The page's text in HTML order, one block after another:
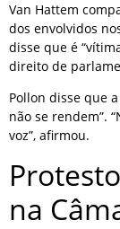
Van Hattem
dos envolvidos
disse que é
direito de
Pollon disse que
não se rendem”.
voz”, afirmou.
na